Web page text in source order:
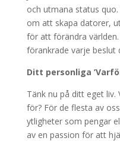
och utmana status quo.
om att skapa datorer,
för att förändra
förankrade varje beslut
Ditt personliga
Tänk nu på ditt eget liv.
för? För de flesta av
ytligheter som pengar
av en passion för att